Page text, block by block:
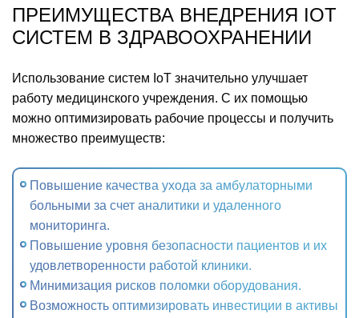
ПРЕИМУЩЕСТВА ВНЕДРЕНИЯ IOT
СИСТЕМ В ЗДРАВООХРАНЕНИИ
Использование систем IoT значительно улучшает
работу медицинского учреждения. С их помощью
можно оптимизировать рабочие процессы и получить
множество преимуществ:
Повышение качества ухода за амбулаторными
больными за счет аналитики и удаленного
мониторинга.
Повышение уровня безопасности пациентов и их
удовлетворенности работой клиники.
Минимизация рисков поломки оборудования.
Возможность оптимизировать инвестиции в активы